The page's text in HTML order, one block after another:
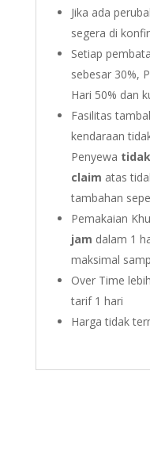
Jika ada
segera di
Setiap
sebesar 30%,
Hari 50% dan
Fasilitas
kendaraan
Penyewa
claim atas
tambahan
Pemakaian
jam dalam 1
maksimal
Over Time
tarif 1 hari
Harga tidak